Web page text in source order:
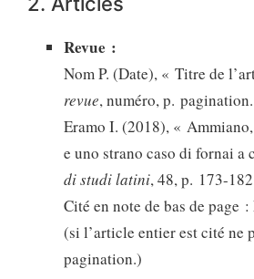
Revue :
Nom P. (Date), « Titre de
revue, numéro, p. pagination.
Eramo I. (2018), « Ammiano,
e uno strano caso di fornai a
di studi latini, 48, p. 173-
Cité en note de bas de page
(si l’article entier est cité ne
pagination.)